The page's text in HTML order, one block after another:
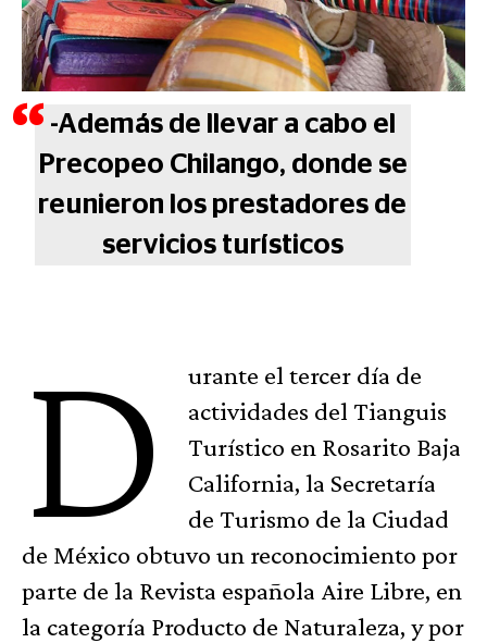
-Además de llevar a cabo el
Precopeo Chilango, donde se
reunieron los prestadores de
servicios turísticos
D
urante el tercer día de
actividades del Tianguis
Turístico en Rosarito Baja
California, la Secretaría
de Turismo de la Ciudad
de México obtuvo un reconocimiento por
parte de la Revista española Aire Libre, en
la categoría Producto de Naturaleza, y por